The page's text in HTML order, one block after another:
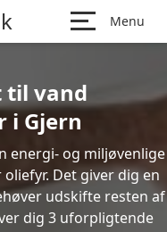
Menu
til vand
i Gjern
energi- og miljøvenlige
Det giver dig en
udskifte resten af
dig 3 uforpligtende